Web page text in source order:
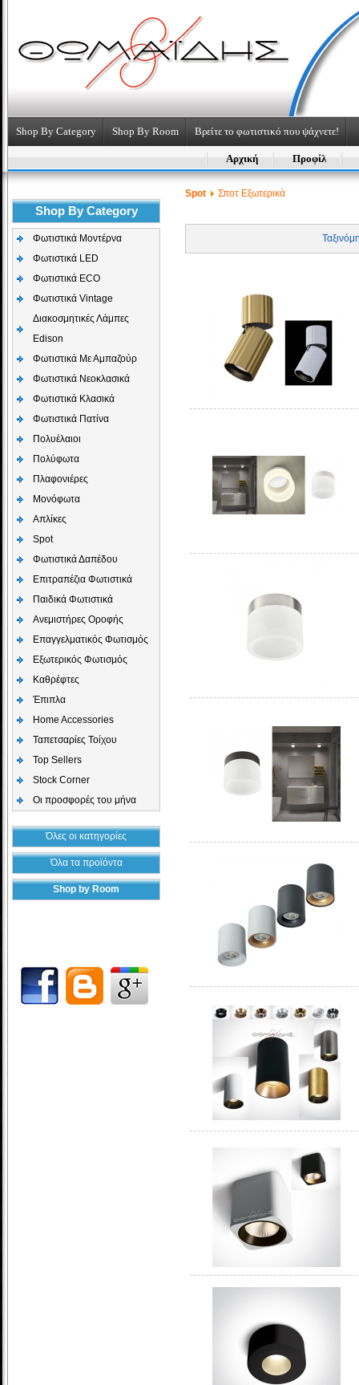
Shop By Category Shop By Room Βρείτε το φωτιστικό που ψάχνετε!
Αρχική Προφίλ
Shop By Category
Φωτιστικά Μοντέρνα
Φωτιστικά LED
Φωτιστικά ECO
Φωτιστικά Vintage
Διακοσμητικές Λάμπες
Edison
Φωτιστικά Με Αμπαζούρ
Φωτιστικά Νεοκλασικά
Φωτιστικά Κλασικά
Φωτιστικά Πατίνα
Πολυέλαιοι
Πολύφωτα
Πλαφονιέρες
Μονόφωτα
Απλίκες
Spot
Φωτιστικά Δαπέδου
Επιτραπέζια Φωτιστικά
Παιδικά Φωτιστικά
Aνεμιστήρες Οροφής
Επαγγελματικός Φωτισμός
Εξωτερικός Φωτισμός
Καθρέφτες
Έπιπλα
Home Accessories
Ταπετσαρίες Τοίχου
Top Sellers
Stock Corner
Οι προσφορές του μήνα
Όλες οι κατηγορίες
Όλα τα προϊόντα
Shop by Room
Spot Σποτ Εξωτερικά